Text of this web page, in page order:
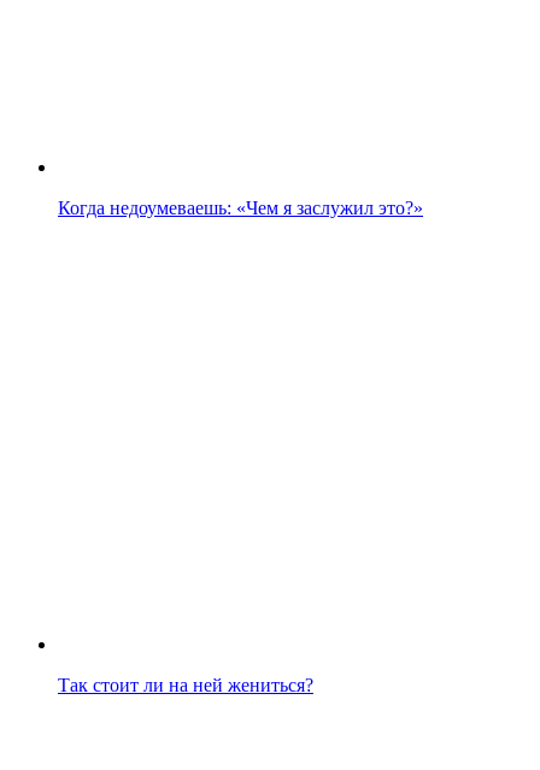
Когда недоумеваешь: «Чем я заслужил это?»
Так стоит ли на ней жениться?